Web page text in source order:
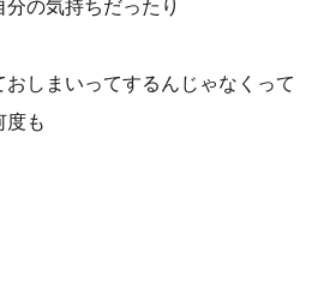
の気持ちだったり
しまいってするんじゃなくって
度も